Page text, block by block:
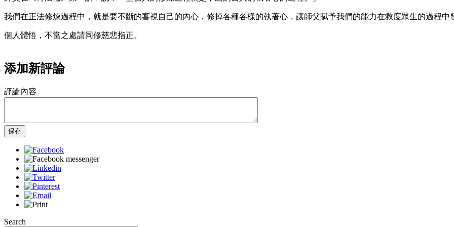
我們在正法修煉過程中，就是要不斷的審視自己的內心，修掉各種各樣的執著心，讓師父賦予我們的能力在救度眾生的過程中
個人體悟，不當之處請同修慈悲指正。
添加新評論
評論內容
保存
Search